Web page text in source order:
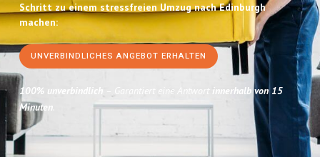
Schritt zu einem stressfreien Umzug nach Edinburgh
machen:
UNVERBINDLICHES ANGEBOT ERHALTEN
100% unverbindlich – Garantiert eine Antwort innerhalb von 15
Minuten.